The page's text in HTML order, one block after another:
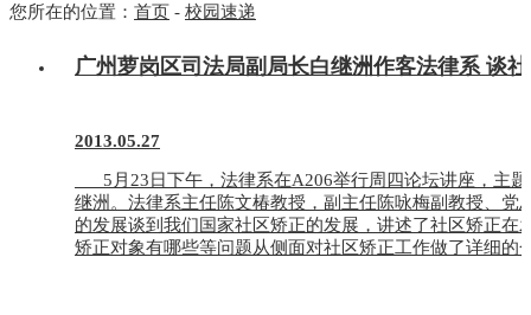
您所在的位置： 首页 - 校园速递
广州萝岗区司法局副局长白继洲作客法律系 谈
2013.05.27
5月23日下午，法律系在A206举行周四论坛讲座，主题
继洲。法律系主任陈文椿教授，副主任陈咏梅副教授
的发展谈到我们国家社区矫正的发展，讲述了社区矫正
矫正对象有哪些等问题从侧面对社区矫正工作做了详细的